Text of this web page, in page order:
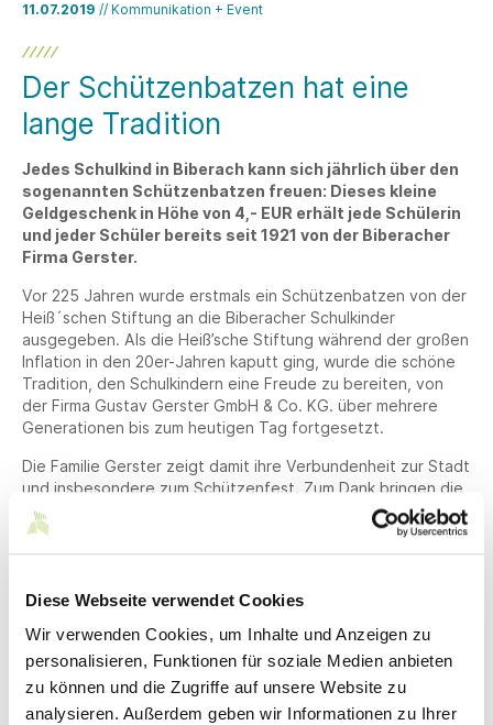
Diese Webseite verwendet Cookies
Wir verwenden Cookies, um Inhalte und Anzeigen zu
personalisieren, Funktionen für soziale Medien anbieten
zu können und die Zugriffe auf unsere Website zu
analysieren. Außerdem geben wir Informationen zu Ihrer
11.07.2019 // Kommunikation + Event
Der Schützenbatzen hat eine
lange Tradition
Jedes Schulkind in Biberach kann sich jährlich über den
sogenannten Schützenbatzen freuen: Dieses kleine
Geldgeschenk in Höhe von 4,- EUR erhält jede Schülerin
und jeder Schüler bereits seit 1921 von der Biberacher
Firma Gerster.
Vor 225 Jahren wurde erstmals ein Schützenbatzen von der
Heiß´schen Stiftung an die Biberacher Schulkinder
ausgegeben. Als die Heiß’sche Stiftung während der großen
Inflation in den 20er-Jahren kaputt ging, wurde die schöne
Tradition, den Schulkindern eine Freude zu bereiten, von
der Firma Gustav Gerster GmbH & Co. KG. über mehrere
Generationen bis zum heutigen Tag fortgesetzt.
Die Familie Gerster zeigt damit ihre Verbundenheit zur Stadt
und insbesondere zum Schützenfest. Zum Dank bringen die
Trommlerkorps und Spielmannszüge der Mali- Hauptschule,
der Dollinger-Realschule, des Pestalozzi-Gymnasiums, des
Wieland- Gymnasiums, der Matthias-Erzberger-Schule, die
Schützentrommler der Familie Gerster jedes Jahr am
ein Ständchen. Begleitet werden sie von der
Fahnenschwingergruppe, den Fahnengruppen mit den
Zunft- und Innungsfahnen, den Schulfahnen, Bundes-,
Landes- und Stadtfahnen sowie einer Gruppe von